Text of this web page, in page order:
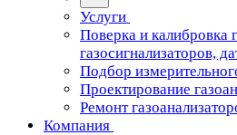
Услуги
Поверка и калибровка
газосигнализаторов,
Подбор
Проектирование
Ремонт
Компания